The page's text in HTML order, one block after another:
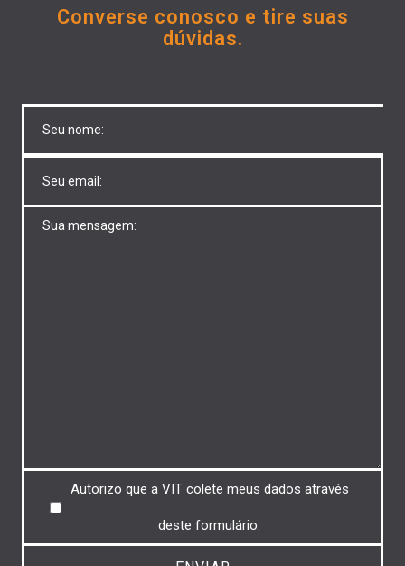
Converse conosco e tire suas
dúvidas.
Autorizo ​​que a VIT colete meus dados através
deste formulário.